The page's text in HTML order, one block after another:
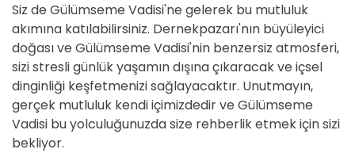
Siz de Gülümseme Vadisi'ne gelerek bu mutluluk
akımına katılabilirsiniz. Dernekpazarı'nın büyüleyici
doğası ve Gülümseme Vadisi'nin benzersiz atmosferi,
sizi stresli günlük yaşamın dışına çıkaracak ve içsel
dinginliği keşfetmenizi sağlayacaktır. Unutmayın,
gerçek mutluluk kendi içimizdedir ve Gülümseme
Vadisi bu yolculuğunuzda size rehberlik etmek için sizi
bekliyor.